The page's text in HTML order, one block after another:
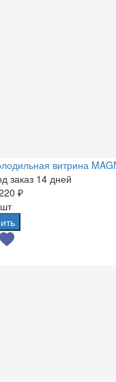
витрина
заказ 14 дней
₽